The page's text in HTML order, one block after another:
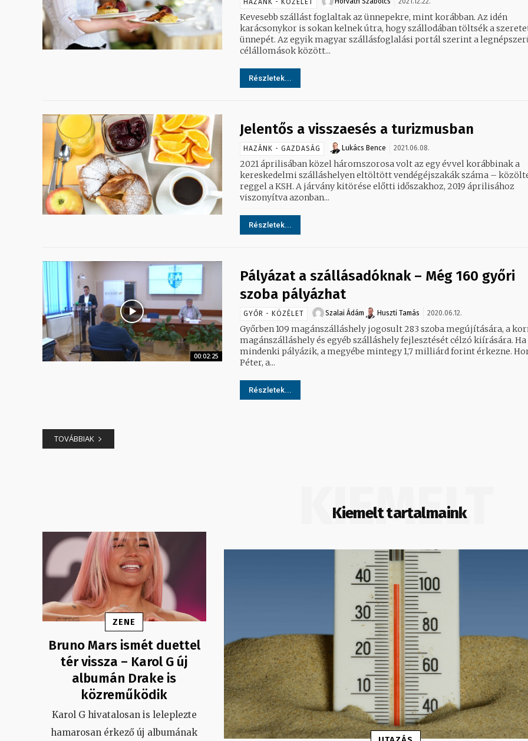
Kevesebb szállást foglaltak az ünnepekre, mint korábban. Az idén
karácsonykor is sokan kelnek útra, hogy szállodában töltsék a
ünnepét. Az egyik magyar szállásfoglalási portál szerint a
célállomások között...
Részletek...
Jelentős a visszaesés a turizmusban
HAZÁNK - GAZDASÁG Lukács Bence 2021.06.08.
2021 áprilisában közel háromszorosa volt az egy évvel korábbinak a
kereskedelmi szálláshelyen eltöltött vendégéjszakák száma –
reggel a KSH. A járvány kitörése előtti időszakhoz, 2019 áprilisához
viszonyítva azonban...
Részletek...
00:02:25
Pályázat a szállásadóknak – Még 160 győri
szoba pályázhat
GYŐR - KÖZÉLET Szalai Ádám Huszti Tamás 2020.06.12.
Győrben 109 magánszálláshely jogosult 283 szoba megújítására, a
magánszálláshely és egyéb szálláshely fejlesztését célzó kiírására. Ha
mindenki pályázik, a megyébe mintegy 1,7 milliárd forint érkezne.
Péter, a...
Részletek...
TOVÁBBIAK
Kiemelt tartalmaink
KIEMELT
ZENE
Bruno Mars ismét duettel
tér vissza – Karol G új
albumán Drake is
közreműködik
Karol G hivatalosan is leleplezte
hamarosan érkező új albumának